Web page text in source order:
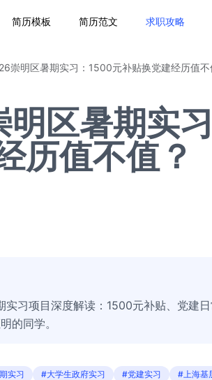
简历模板 简历范文 求职攻略
崇明区暑期实习：1500元补贴换党建经历值不
区暑期实
历值不值？
习项目深度解读：1500元补贴、党建
的同学。
实习 #大学生政府实习 #党建实习 #上海基